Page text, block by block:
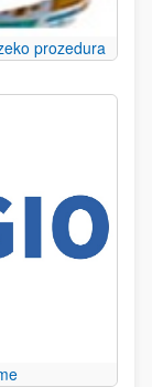
prozedura